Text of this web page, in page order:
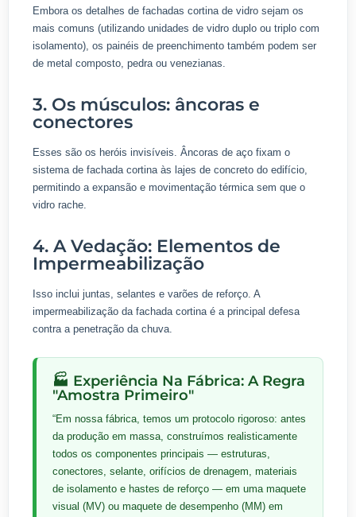
Embora os detalhes de fachadas cortina de vidro sejam os
mais comuns (utilizando unidades de vidro duplo ou triplo com
isolamento), os painéis de preenchimento também podem ser
de metal composto, pedra ou venezianas.
3. Os músculos: âncoras e
conectores
Esses são os heróis invisíveis. Âncoras de aço fixam o
sistema de fachada cortina às lajes de concreto do edifício,
permitindo a expansão e movimentação térmica sem que o
vidro rache.
4. A Vedação: Elementos de
Impermeabilização
Isso inclui juntas, selantes e varões de reforço. A
impermeabilização da fachada cortina é a principal defesa
contra a penetração da chuva.
🏭 Experiência Na Fábrica: A Regra
"Amostra Primeiro"
“Em nossa fábrica, temos um protocolo rigoroso: antes
da produção em massa, construímos realisticamente
todos os componentes principais — estruturas,
conectores, selante, orifícios de drenagem, materiais
de isolamento e hastes de reforço — em uma maquete
visual (MV) ou maquete de desempenho (MM) em